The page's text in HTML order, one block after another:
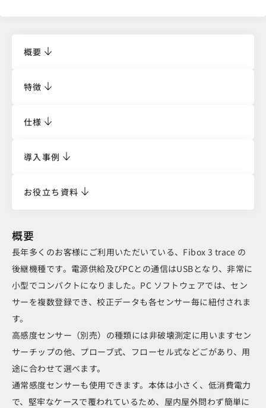
概要
特徴
仕様
導入事例
お役立ち資料
概要
長年多くのお客様にご利用いただいている、Fibox 3 trace の
後継機種です。電源供給及びPCとの通信はUSBとなり、非常に
小型でコンパクトになりました。PC ソフトウェアでは、セン
サーを複数登録でき、校正データも各センサー毎に紐付されま
す。
高感度センサー（別売）の種類には非破壊測定に用いますセン
サーチップの他、プローブ式、フローセル式などごがあり、用
途に合わせて選べます。
通常感度センサーも使用できます。本体は小さく、低消費電力
で、堅牢なケースで覆われているため、屋内屋外問わず簡単に